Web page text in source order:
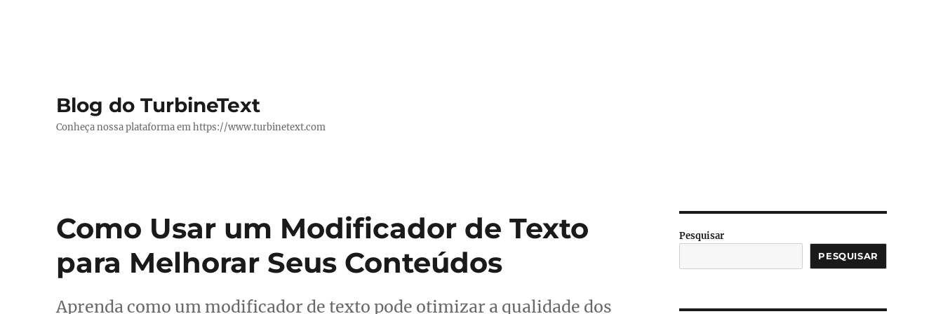
Blog do TurbineText
Conheça nossa plataforma em https://www.turbinetext.com
Como Usar um Modificador de Texto
para Melhorar Seus Conteúdos
Aprenda como um modificador de texto pode otimizar a qualidade dos
Pesquisar
PESQUISAR